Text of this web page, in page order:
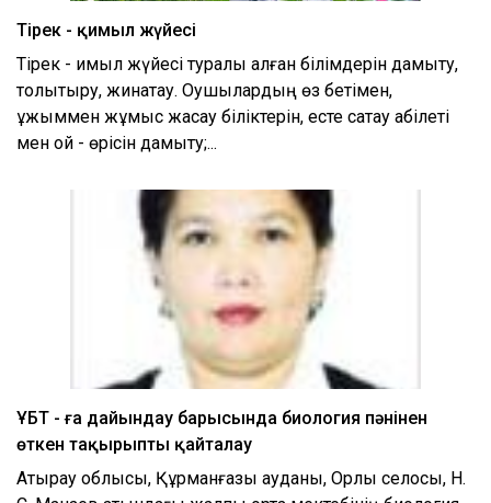
Тірек - қимыл жүйесі
Тірек - қимыл жүйесі туралы алған білімдерін дамыту,
толықтыру, жинақтау. Оқушылардың өз бетімен,
ұжыммен жұмыс жасау біліктерін, есте сақтау қабілеті
мен ой - өрісін дамыту;...
ҰБТ - ға дайындау барысында биология пәнінен
өткен тақырыпты қайталау
Атырау облысы, Құрманғазы ауданы, Орлы селосы, Н.